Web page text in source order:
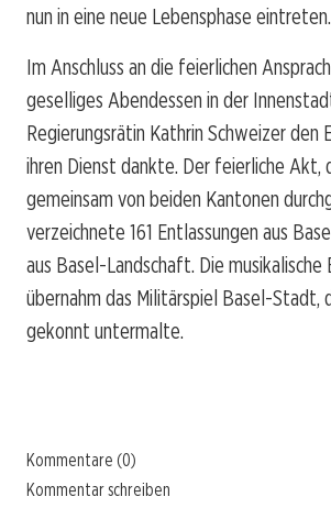
nun in eine neue Lebensphase eintreten.
Im Anschluss an die feierlichen
geselliges Abendessen in der
Regierungsrätin Kathrin Schweizer den
ihren Dienst dankte. Der feierliche Akt,
gemeinsam von beiden Kantonen
verzeichnete 161 Entlassungen aus
aus Basel-Landschaft. Die
übernahm das Militärspiel Basel-Stadt,
gekonnt untermalte.
Kommentare (0)
Kommentar schreiben